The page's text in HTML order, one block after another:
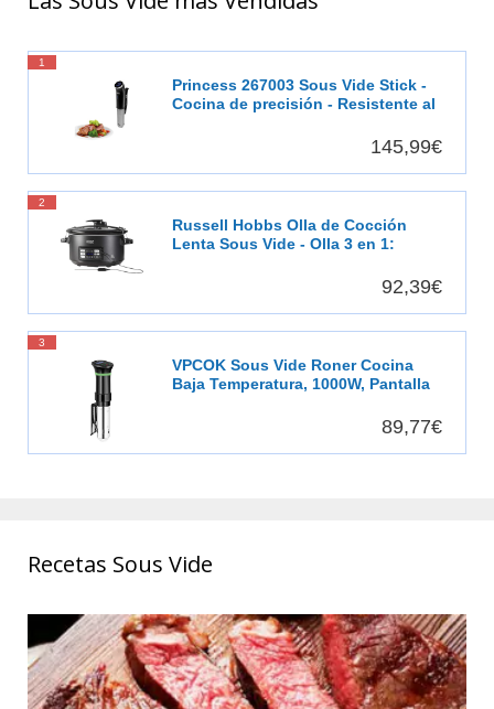
1
Princess 267003 Sous Vide Stick -
Cocina de precisión - Resistente al
145,99€
2
Russell Hobbs Olla de Cocción
Lenta Sous Vide - Olla 3 en 1:
Medidor Temperatura, Pantalla
Digital LED, 6 Raciones, Recipiente
Extraíble de Cerámica, Negro -
25630-56
92,39€
3
VPCOK Sous Vide Roner Cocina
Baja Temperatura, 1000W, Pantalla
Circulador, Máquina de Cocción al
Recetario
89,77€
Recetas Sous Vide